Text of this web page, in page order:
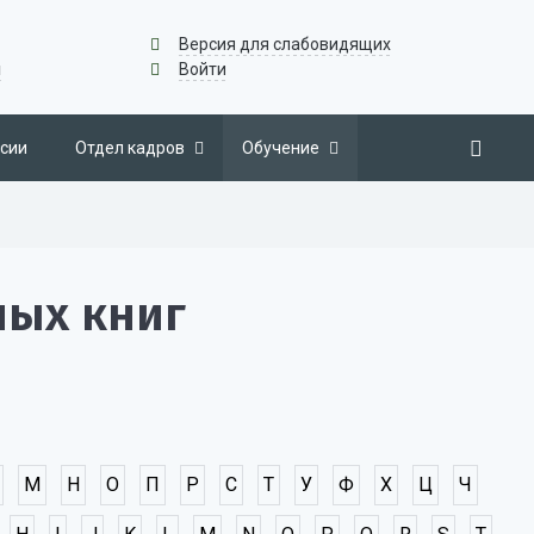
Версия для слабовидящих
Войти
Отдел кадров Обучение
книг
М Н О П Р С Т У Ф Х Ц Ч